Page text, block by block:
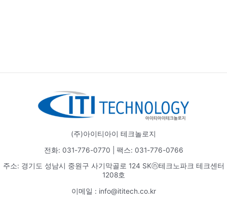
(주)아이티아이 테크놀로지
전화: 031-776-0770 | 팩스: 031-776-0766
주소: 경기도 성남시 중원구 사기막골로 124 SKⓝ테크노파크 테크센터
1208호
이메일 : info@ititech.co.kr